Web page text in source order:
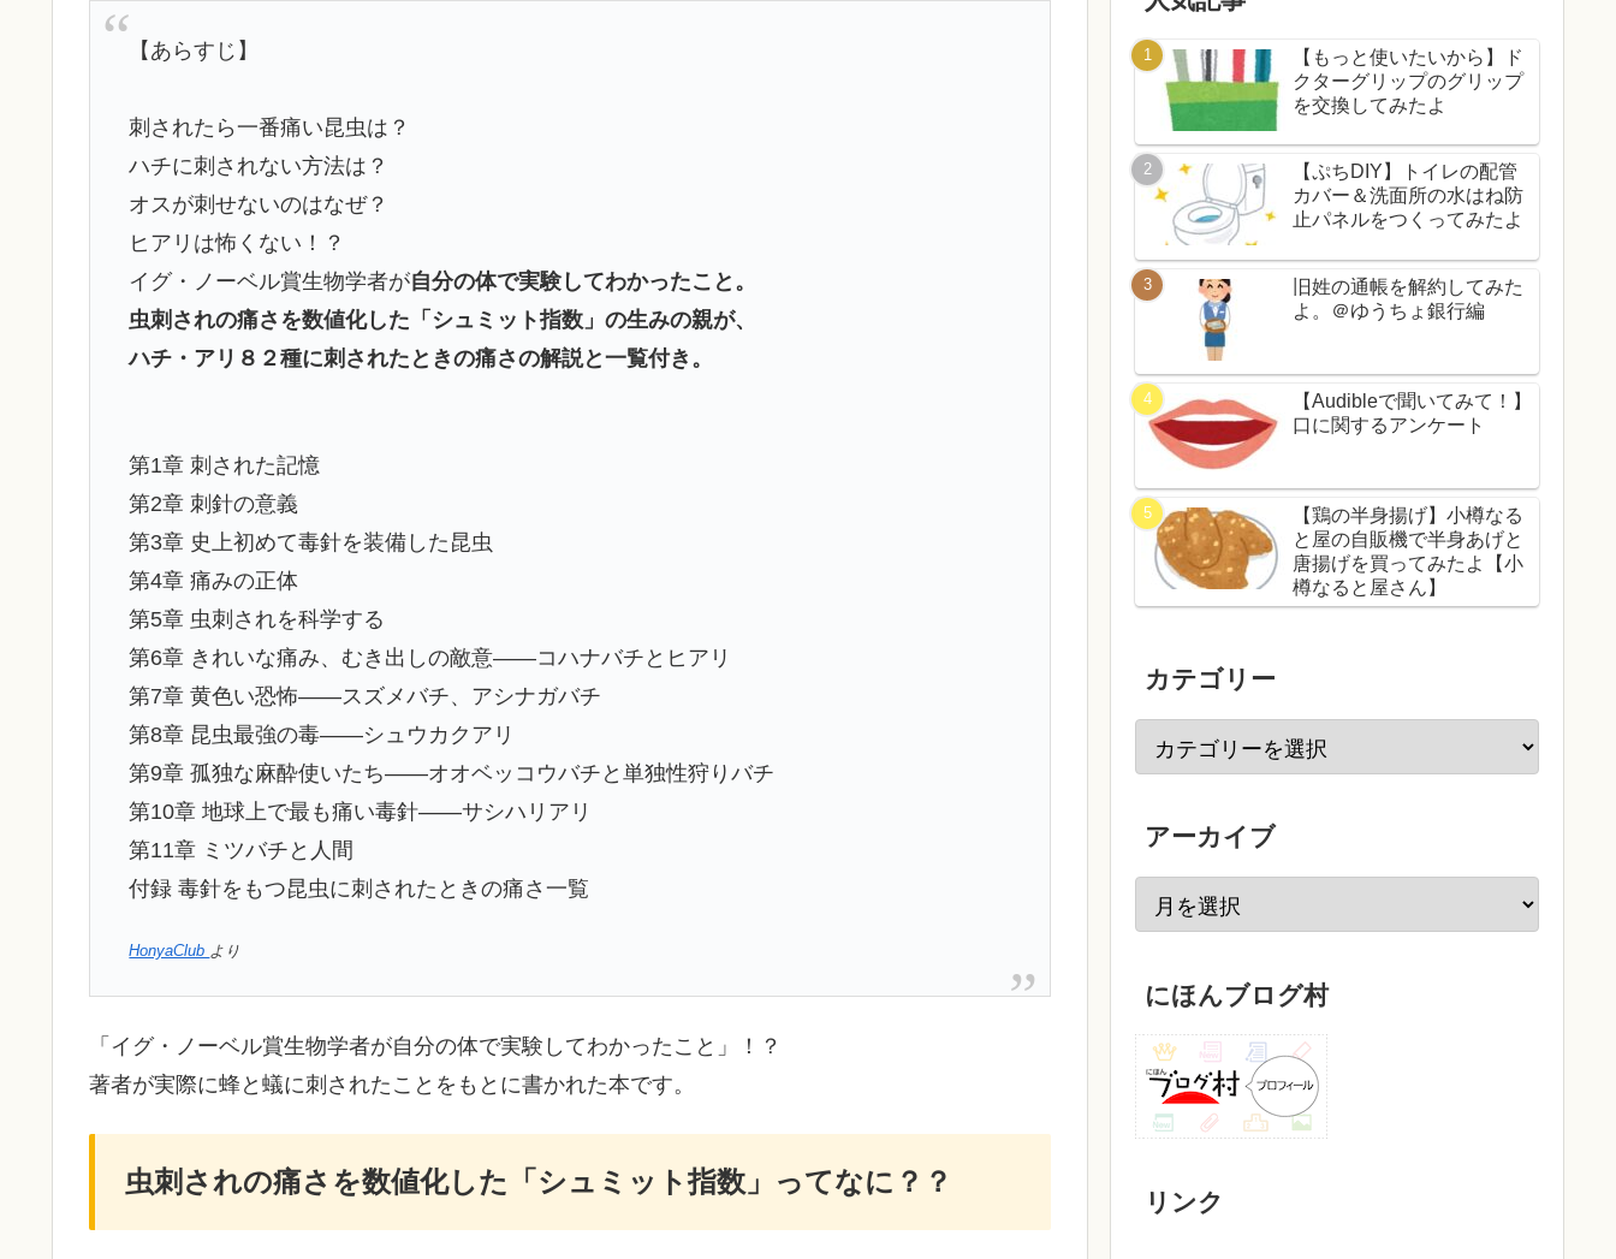
【あらすじ】
刺されたら一番痛い昆虫は？
ハチに刺されない方法は？
オスが刺せないのはなぜ？
ヒアリは怖くない！？
イグ・ノーベル賞生物学者が自分の体で実験してわかったこと。
虫刺されの痛さを数値化した「シュミット指数」の生みの親が、
ハチ・アリ８２種に刺されたときの痛さの解説と一覧付き。
第1章 刺された記憶
第2章 刺針の意義
第3章 史上初めて毒針を装備した昆虫
第4章 痛みの正体
第5章 虫刺されを科学する
第6章 きれいな痛み、むき出しの敵意――コハナバチとヒアリ
第7章 黄色い恐怖――スズメバチ、アシナガバチ
第8章 昆虫最強の毒――シュウカクアリ
第9章 孤独な麻酔使いたち――オオベッコウバチと単独性狩りバチ
第10章 地球上で最も痛い毒針――サシハリアリ
第11章 ミツバチと人間
付録 毒針をもつ昆虫に刺されたときの痛さ一覧
HonyaClub より
「イグ・ノーベル賞生物学者が自分の体で実験してわかったこと」！？
著者が実際に蜂と蟻に刺されたことをもとに書かれた本です。
虫刺されの痛さを数値化した「シュミット指数」ってなに？？
【もっと使いたいから】ド
クターグリップのグリップ
を交換してみたよ
【ぷちDIY】トイレの配管
カバー＆洗面所の水はね防
止パネルをつくってみたよ
旧姓の通帳を解約してみた
よ。＠ゆうちょ銀行編
【Audibleで聞いてみて！】
口に関するアンケート
【鶏の半身揚げ】小樽なる
と屋の自販機で半身あげと
唐揚げを買ってみたよ【小
樽なると屋さん】
カテゴリー
アーカイブ
にほんブログ村
リンク